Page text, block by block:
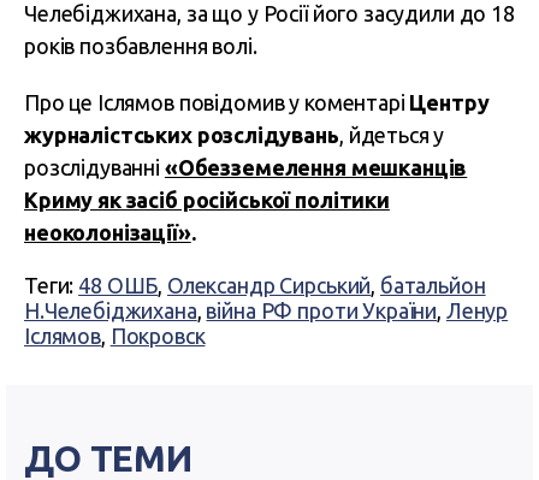
Челебіджихана, за що у Росії його засудили до 18
років позбавлення волі.
Про це Іслямов повідомив у коментарі Центру
журналістських розслідувань, йдеться у
розслідуванні «Обезземелення мешканців
Криму як засіб російської політики
неоколонізації».
Теги: 48 ОШБ, Олександр Сирський, батальйон
Н.Челебіджихана, війна РФ проти України, Ленур
Іслямов, Покровск
ДО ТЕМИ